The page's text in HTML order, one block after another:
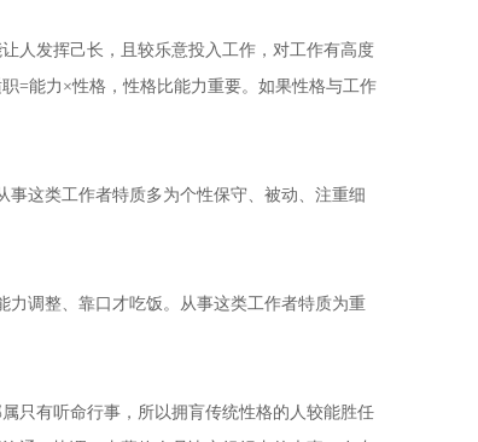
人发挥己长，且较乐意投入工作，对工作有高度
=能力×性格，性格比能力重要。如果性格与工作
这类工作者特质多为个性保守、被动、注重细
调整、靠口才吃饭。从事这类工作者特质为重
只有听命行事，所以拥肓传统性格的人较能胜任